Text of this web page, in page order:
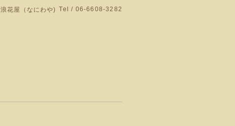
浪花屋（なにわや) Tel / 06-6608-3282
店です。